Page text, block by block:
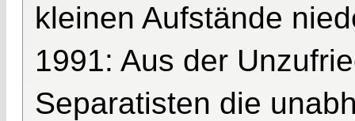
kleinen Aufstände
1991: Aus der
Separatisten die